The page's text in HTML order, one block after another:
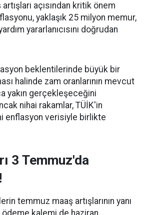
açısından kritik önem
yaklaşık 25 milyon memur,
yararlanıcısını doğrudan
beklentilerinde büyük bir
halinde zam oranlarının mevcut
yakın gerçekleşeceğini
nihai rakamlar, TÜİK'in
enflasyon verisiyle birlikte
3 Temmuz'da
temmuz maaş artışlarının yanı
kalemi de haziran